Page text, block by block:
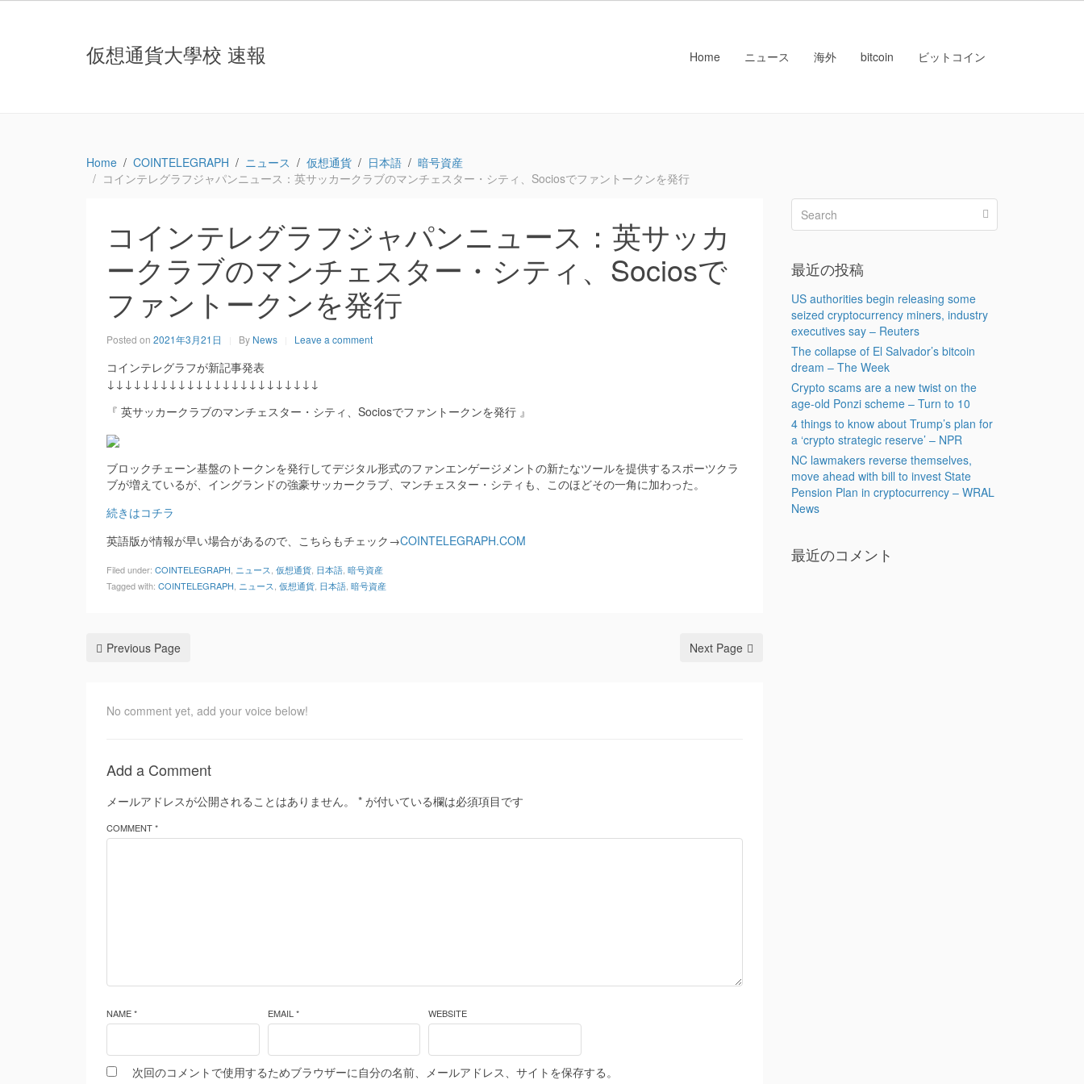
仮想通貨大學校 速報 Home ニュース 海外 bitcoin ビットコイン
Home COINTELEGRAPH ニュース 仮想通貨 日本語
暗号資産
コインテレグラフジャパンニュース：英サッカークラブのマンチェスター・シティ、Sociosでファントークンを発行
コインテレグラフジャパンニュース：英サッカ
ークラブのマンチェスター・シティ、Sociosで
ファントークンを発行
Posted on 2021年3月21日 By News Leave a comment
コインテレグラフが新記事発表
↓↓↓↓↓↓↓↓↓↓↓↓↓↓↓↓↓↓↓↓↓↓↓↓
『 英サッカークラブのマンチェスター・シティ、Sociosでファントークンを発行 』
ブロックチェーン基盤のトークンを発行してデジタル形式のファンエンゲージメントの新たなツールを提供するスポーツクラ
ブが増えているが、イングランドの強豪サッカークラブ、マンチェスター・シティも、このほどその一角に加わった。
続きはコチラ
英語版が情報が早い場合があるので、こちらもチェック→COINTELEGRAPH.COM
Filed under: COINTELEGRAPH, ニュース, 仮想通貨, 日本語, 暗号資産
Tagged with: COINTELEGRAPH, ニュース, 仮想通貨, 日本語, 暗号資産
Previous Page Next Page
No comment yet, add your voice below!
Add a Comment
メールアドレスが公開されることはありません。 * が付いている欄は必須項目です
COMMENT *
NAME * EMAIL * WEBSITE
次回のコメントで使用するためブラウザーに自分の名前、メールアドレス、サイトを保存する。
最近の投稿
US authorities begin releasing some
seized cryptocurrency miners, industry
executives say – Reuters
The collapse of El Salvador’s bitcoin
dream – The Week
Crypto scams are a new twist on the
age-old Ponzi scheme – Turn to 10
4 things to know about Trump’s plan for
a ‘crypto strategic reserve’ – NPR
NC lawmakers reverse themselves,
move ahead with bill to invest State
Pension Plan in cryptocurrency – WRAL
News
最近のコメント